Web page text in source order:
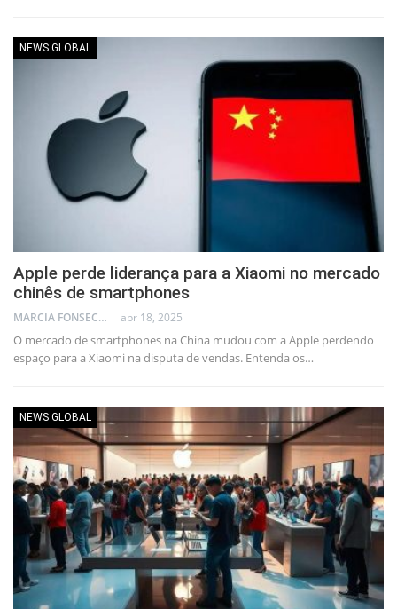
NEWS GLOBAL
Apple perde liderança para a Xiaomi no mercado
chinês de smartphones
MARCIA FONSECA - FINANCIAL CONSULTANT abr 18, 2025
O mercado de smartphones na China mudou com a Apple perdendo
espaço para a Xiaomi na disputa de vendas. Entenda os…
NEWS GLOBAL